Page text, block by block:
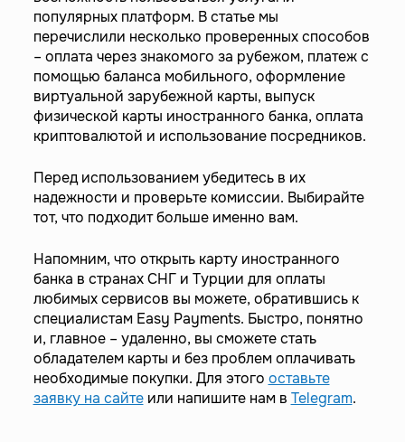
популярных платформ. В статье мы
перечислили несколько проверенных способов
– оплата через знакомого за рубежом, платеж с
помощью баланса мобильного, оформление
виртуальной зарубежной карты, выпуск
физической карты иностранного банка, оплата
криптовалютой и использование посредников.
Перед использованием убедитесь в их
надежности и проверьте комиссии. Выбирайте
тот, что подходит больше именно вам.
Напомним, что открыть карту иностранного
банка в странах СНГ и Турции для оплаты
любимых сервисов вы можете, обратившись к
специалистам Easy Payments. Быстро, понятно
и, главное – удаленно, вы сможете стать
обладателем карты и без проблем оплачивать
необходимые покупки. Для этого оставьте
заявку на сайтеили напишите нам в Telegram.